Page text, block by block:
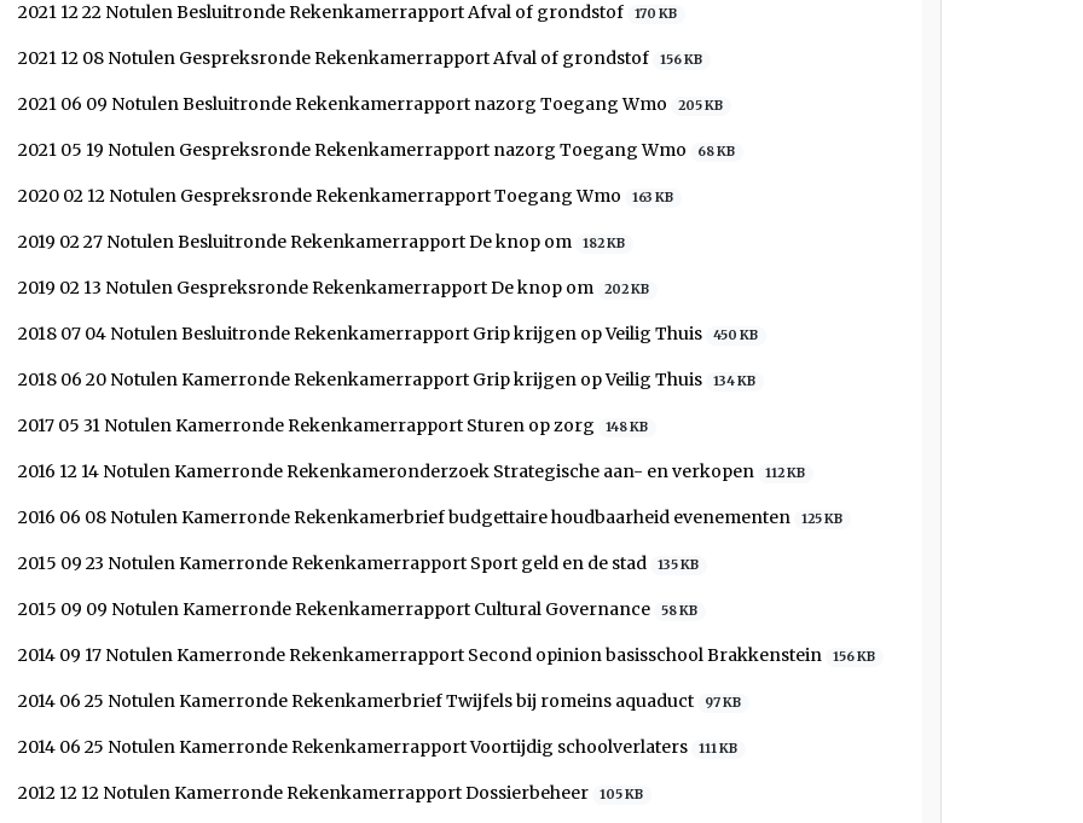
2021 12 22 Notulen Besluitronde Rekenkamerrapport Afval of grondstof 170 KB
2021 12 08 Notulen Gespreksronde Rekenkamerrapport Afval of grondstof 156 KB
2021 06 09 Notulen Besluitronde Rekenkamerrapport nazorg Toegang Wmo 205 KB
2021 05 19 Notulen Gespreksronde Rekenkamerrapport nazorg Toegang Wmo 68 KB
2020 02 12 Notulen Gespreksronde Rekenkamerrapport Toegang Wmo 163 KB
2019 02 27 Notulen Besluitronde Rekenkamerrapport De knop om 182 KB
2019 02 13 Notulen Gespreksronde Rekenkamerrapport De knop om 202 KB
2018 07 04 Notulen Besluitronde Rekenkamerrapport Grip krijgen op Veilig Thuis 450 KB
2018 06 20 Notulen Kamerronde Rekenkamerrapport Grip krijgen op Veilig Thuis 134 KB
2017 05 31 Notulen Kamerronde Rekenkamerrapport Sturen op zorg 148 KB
2016 12 14 Notulen Kamerronde Rekenkameronderzoek Strategische aan- en verkopen 112 KB
2016 06 08 Notulen Kamerronde Rekenkamerbrief budgettaire houdbaarheid evenementen 125 KB
2015 09 23 Notulen Kamerronde Rekenkamerrapport Sport geld en de stad 135 KB
2015 09 09 Notulen Kamerronde Rekenkamerrapport Cultural Governance 58 KB
2014 09 17 Notulen Kamerronde Rekenkamerrapport Second opinion basisschool Brakkenstein 156 KB
2014 06 25 Notulen Kamerronde Rekenkamerbrief Twijfels bij romeins aquaduct 97 KB
2014 06 25 Notulen Kamerronde Rekenkamerrapport Voortijdig schoolverlaters 111 KB
2012 12 12 Notulen Kamerronde Rekenkamerrapport Dossierbeheer 105 KB